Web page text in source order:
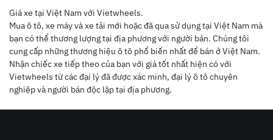
Giá xe tại Việt Nam với Vietwheels.
Mua ô tô, xe máy và xe tải mới hoặc đã qua sử dụng tại Việt Nam mà
bạn có thể thương lượng tại địa phương với người bán. Chúng tôi
cung cấp những thương hiệu ô tô phổ biến nhất để bán ở Việt Nam.
Nhận chiếc xe tiếp theo của bạn với giá tốt nhất hiện có với
Vietwheels từ các đại lý đã được xác minh, đại lý ô tô chuyên
nghiệp và người bán độc lập tại địa phương.